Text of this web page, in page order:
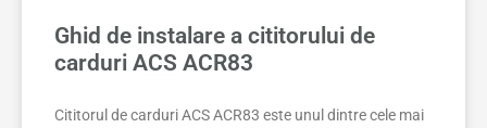
Ghid de instalare a cititorului de
carduri ACS ACR83
Cititorul de carduri ACS ACR83 este unul dintre cele mai